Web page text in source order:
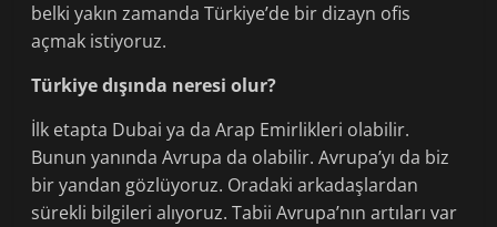
belki yakın zamanda Türkiye’de bir dizayn ofis
açmak istiyoruz.
Türkiye dışında neresi olur?
İlk etapta Dubai ya da Arap Emirlikleri olabilir.
Bunun yanında Avrupa da olabilir. Avrupa’yı da biz
bir yandan gözlüyoruz. Oradaki arkadaşlardan
sürekli bilgileri alıyoruz. Tabii Avrupa’nın artıları var